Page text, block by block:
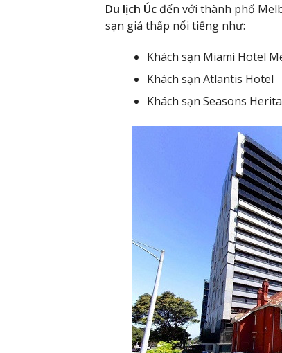
Du lịch Úc đến với thành phố
sạn giá thấp nổi tiếng như:
Khách sạn Miami Hotel
Khách sạn Atlantis Hotel
Khách sạn Seasons